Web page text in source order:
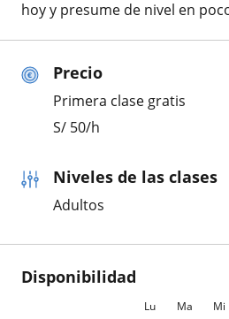
Precio
Primera clase gratis
S/ 50/h
Niveles de las clases
Adultos
Disponibilidad
Lu Ma Mi
hoy y presume de nivel en